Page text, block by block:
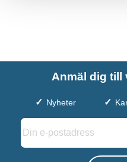
Anmäl dig till
Nyheter